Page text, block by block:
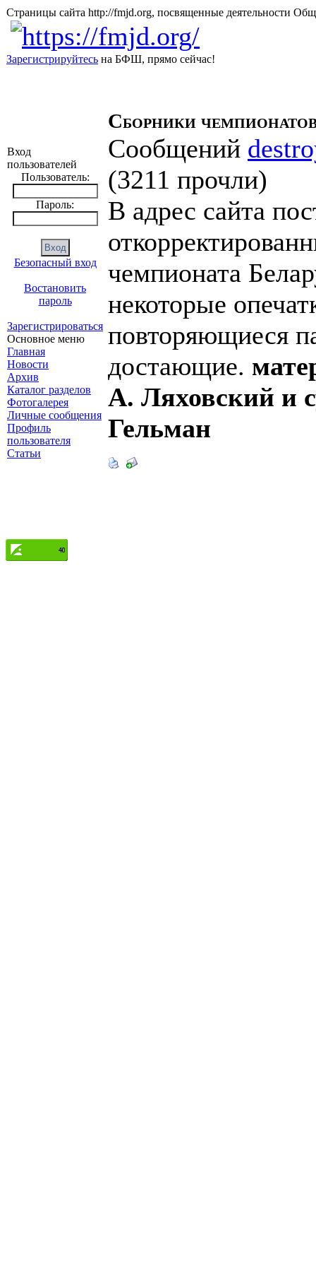
Страницы сайта http://fmjd.org, посвященные
Зарегистрируйтесь на БФШ, прямо сейчас!
Вход
пользователей
Пользователь:
Пароль:
Безопасный вход
Востановить
пароль
Зарегистрироваться
Основное меню
Главная
Новости
Архив
Каталог разделов
Фотогалерея
Личные сообщения
Профиль
пользователя
Статьи
Сборники
Сообщений
(3211 прочли)
В адрес сайта
чемпионата
некоторые
повторяющиеся
достающие.
А. Ляховский и
Гельман